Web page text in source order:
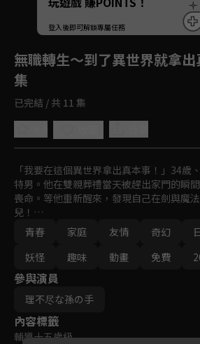
登入後即可解鎖專屬任務
無職轉生～到了異世界就拿
集
已完結 / 共 11 集
「我要在這個異世界拿出真本事！」34歲
特男。他在雙親葬禮當天被趕出家門的瞬
喪命。等他重新醒來，發現自己在劍與魔
兒！
曾活得跟垃圾一樣的男人，發誓要做為少
過活…
青春
家庭 友情 奇幻
妖怪
趣味 動畫 免費
參與演員
理不尽な孫の手
內容標籤
輔導十五歲級